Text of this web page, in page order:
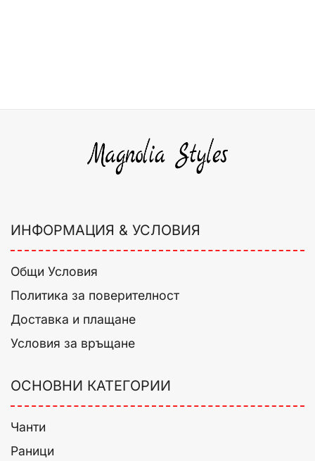
ИНФОРМАЦИЯ & УСЛОВИЯ
Общи Условия
Политика за поверителност
Доставка и плащане
Условия за връщане
ОСНОВНИ КАТЕГОРИИ
Чанти
Раници